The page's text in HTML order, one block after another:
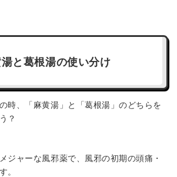
と葛根湯の使い分け
時、「麻黄湯」と「葛根湯」のどちらを
？
ジャーな風邪薬で、風邪の初期の頭痛・
。